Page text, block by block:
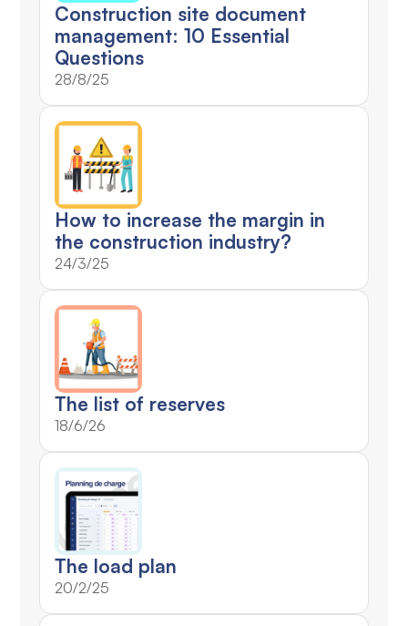
Construction site document
management: 10 Essential
Questions
28/8/25
How to increase the margin in
the construction industry?
24/3/25
The list of reserves
18/6/26
The load plan
20/2/25